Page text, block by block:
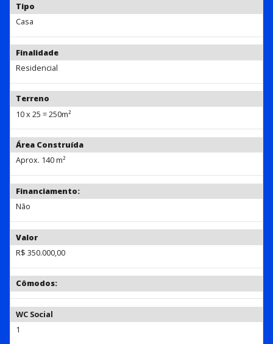
Tipo
Casa
Finalidade
Residencial
Terreno
10 x 25 = 250m²
Área Construída
Aprox. 140 m²
Financiamento:
Não
Valor
R$ 350.000,00
Cômodos:
WC Social
1